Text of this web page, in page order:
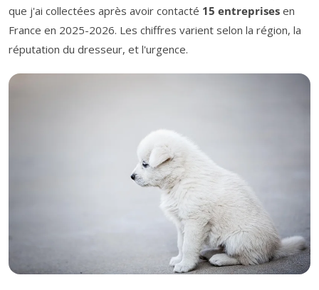
que j'ai collectées après avoir contacté 15 entreprises en
France en 2025-2026. Les chiffres varient selon la région, la
réputation du dresseur, et l'urgence.